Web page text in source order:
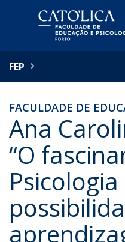
FEP
FACULDADE DE
Ana
“O